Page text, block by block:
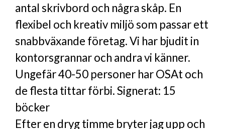
antal skrivbord och några skåp. En
flexibel och kreativ miljö som passar ett
snabbväxande företag. Vi har bjudit in
kontorsgrannar och andra vi känner.
Ungefär 40-50 personer har OSAt och
de flesta tittar förbi. Signerat: 15
böcker
Efter en dryg timme bryter jag upp och